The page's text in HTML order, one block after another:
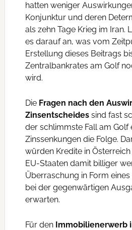
hatten weniger
Konjunktur und deren
als zehn Tage Krieg im Iran.
es darauf an, was vom
Erstellung dieses Beitrags
Zentralbankrates am Golf
wird.
Die Fragen nach den
Zinsentscheidessind fast
der schlimmste Fall am Golf
Zinssenkungen die Folge.
würden Kredite in
EU-Staaten damit billiger
Überraschung in Form
bei der gegenwärtigen
erwarten.
Für den Immobilienerwerb